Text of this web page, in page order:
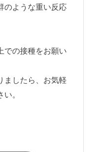
のような重い反応
での接種をお願い
ましたら、お気軽
。